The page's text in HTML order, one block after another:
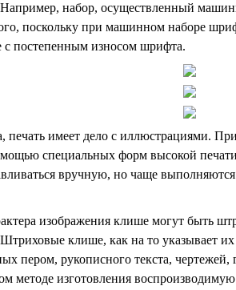
набор, осуществленный
поскольку при машинном наборе
с постепенным износом шрифта.
печать имеет дело с иллюстрациями.
специальных форм высокой
вручную, но чаще
изображения клише могут быть
клише, как на то указывает их
пером, рукописного текста,
методе изготовления